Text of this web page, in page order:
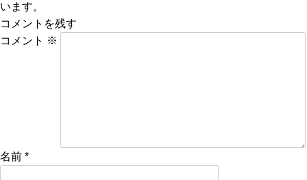
います。
コメントを残す
コメント ※
名前 *